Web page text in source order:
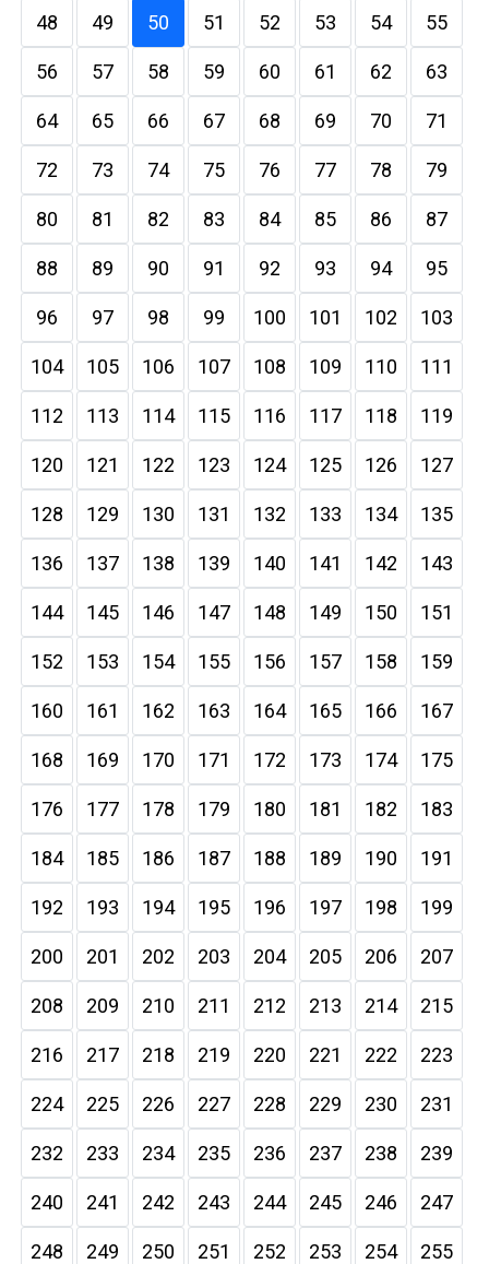
48 49 50 51 52 53 54 55
56 57 58 59 60 61 62 63
64 65 66 67 68 69 70 71
72 73 74 75 76 77 78 79
80 81 82 83 84 85 86 87
88 89 90 91 92 93 94 95
96 97 98 99 100 101 102 103
104 105 106 107 108 109 110 111
112 113 114 115 116 117 118 119
120 121 122 123 124 125 126 127
128 129 130 131 132 133 134 135
136 137 138 139 140 141 142 143
144 145 146 147 148 149 150 151
152 153 154 155 156 157 158 159
160 161 162 163 164 165 166 167
168 169 170 171 172 173 174 175
176 177 178 179 180 181 182 183
184 185 186 187 188 189 190 191
192 193 194 195 196 197 198 199
200 201 202 203 204 205 206 207
208 209 210 211 212 213 214 215
216 217 218 219 220 221 222 223
224 225 226 227 228 229 230 231
232 233 234 235 236 237 238 239
240 241 242 243 244 245 246 247
248 249 250 251 252 253 254 255